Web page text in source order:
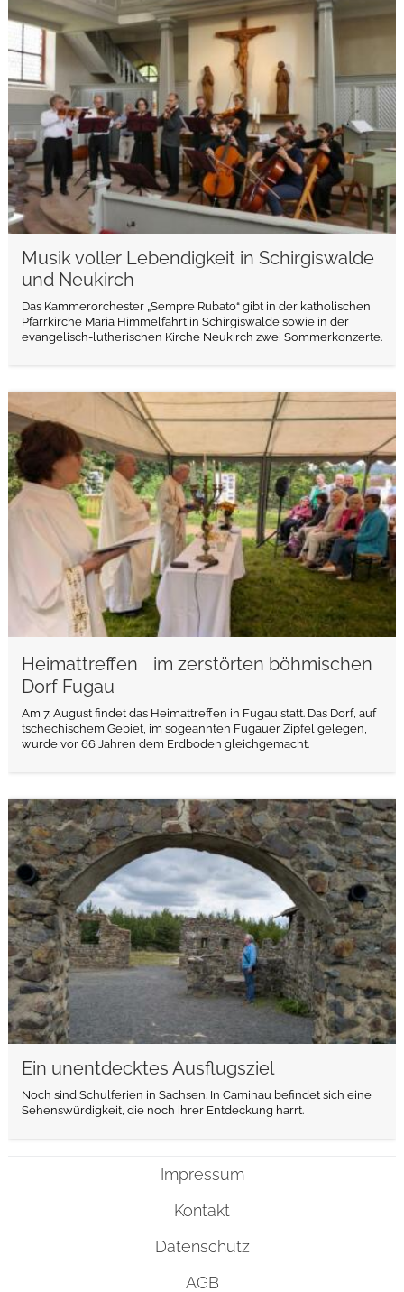
Musik voller Lebendigkeit in Schirgiswalde
und Neukirch
Das Kammerorchester „Sempre Rubato“ gibt in der katholischen
Pfarrkirche Mariä Himmelfahrt in Schirgiswalde sowie in der
evangelisch-lutherischen Kirche Neukirch zwei Sommerkonzerte.
weiterlesen
Heimattreffen im zerstörten böhmischen
Dorf Fugau
Am 7. August findet das Heimattreffen in Fugau statt. Das Dorf, auf
tschechischem Gebiet, im sogeannten Fugauer Zipfel gelegen,
wurde vor 66 Jahren dem Erdboden gleichgemacht.
weiterlesen
Ein unentdecktes Ausflugsziel
Noch sind Schulferien in Sachsen. In Caminau befindet sich eine
Sehenswürdigkeit, die noch ihrer Entdeckung harrt.
weiterlesen
Impressum
Kontakt
Datenschutz
AGB